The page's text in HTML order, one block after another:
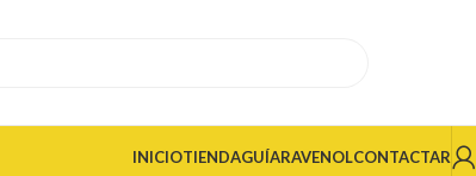
INICIOTIENDAGUÍARAVENOLCONTACTAR